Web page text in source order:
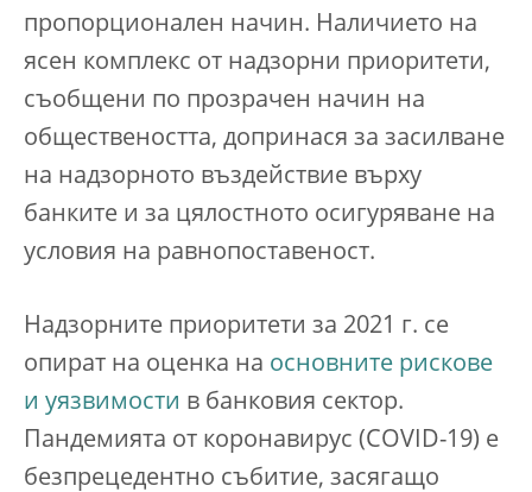
пропорционален начин. Наличието на
ясен комплекс от надзорни приоритети,
съобщени по прозрачен начин на
обществеността, допринася за засилване
на надзорното въздействие върху
банките и за цялостното осигуряване на
условия на равнопоставеност.
Надзорните приоритети за 2021 г. се
опират на оценка на основните рискове
и уязвимости в банковия сектор.
Пандемията от коронавирус (COVID-19) е
безпрецедентно събитие, засягащо